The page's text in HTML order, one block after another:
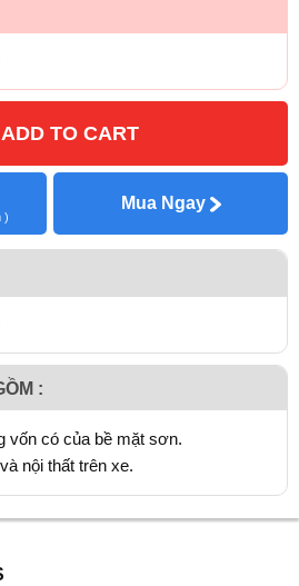
ADD TO CART
)
Mua Ngay
:
vốn có của bề mặt sơn.
nội thất trên xe.